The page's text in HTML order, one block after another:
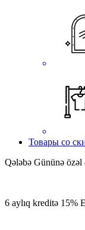
Товары со
Qələbə Gününə
6 aylıq kreditə 15%